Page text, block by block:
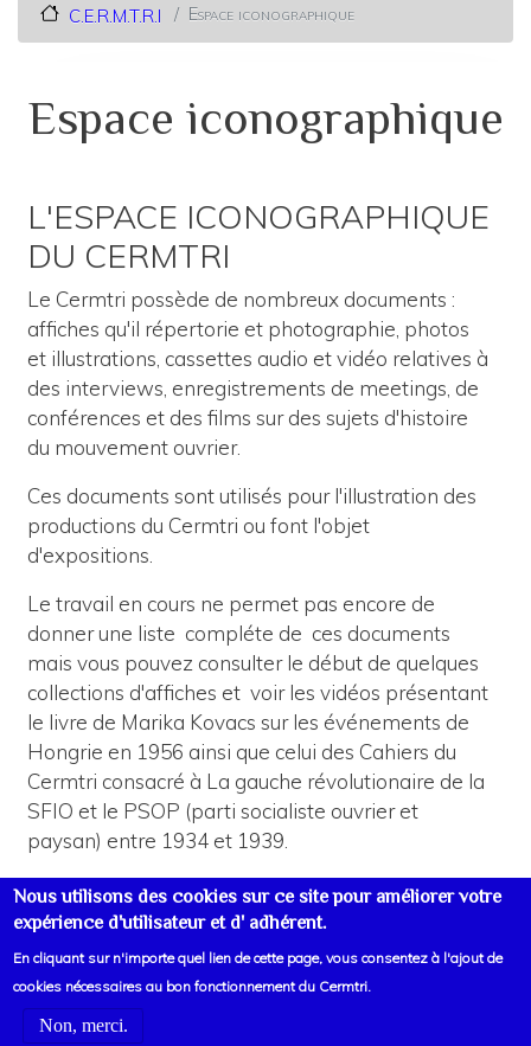
Nous utilisons des cookies sur ce site pour améliorer votre
expérience d'utilisateur et d' adhérent.
En cliquant sur n'importe quel lien de cette page, vous consentez à l'ajout de
cookies nécessaires au bon fonctionnement du Cermtri.
Non, merci.
C.E.R.M.T.R.I Espace iconographique
Espace iconographique
L'ESPACE ICONOGRAPHIQUE
DU CERMTRI
Le Cermtri possède de nombreux documents :
affiches qu'il répertorie et photographie, photos
et illustrations, cassettes audio et vidéo relatives à
des interviews, enregistrements de meetings, de
conférences et des films sur des sujets d'histoire
du mouvement ouvrier.
Ces documents sont utilisés pour l'illustration des
productions du Cermtri ou font l'objet
d'expositions.
Le travail en cours ne permet pas encore de
donner une liste compléte de ces documents
mais vous pouvez consulter le début de quelques
collections d'affiches et voir les vidéos présentant
le livre de Marika Kovacs sur les événements de
Hongrie en 1956 ainsi que celui des Cahiers du
Cermtri consacré à La gauche révolutionaire de la
SFIO et le PSOP (parti socialiste ouvrier et
paysan) entre 1934 et 1939.
Quelques affiches
Voir liens d'informations